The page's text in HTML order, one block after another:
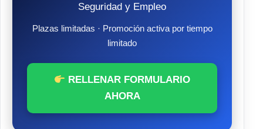
Seguridad y Empleo
Plazas limitadas · Promoción activa por tiempo
limitado
RELLENAR FORMULARIO
AHORA